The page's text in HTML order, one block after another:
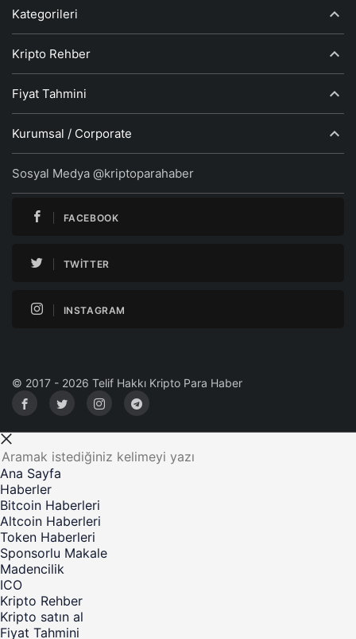
Kategorileri
Kripto Rehber
Fiyat Tahmini
Kurumsal / Corporate
Sosyal Medya @kriptoparahaber
FACEBOOK
TWITTER
INSTAGRAM
© 2017 - 2026 Telif Hakkı Kripto Para Haber
Ana Sayfa
Haberler
Bitcoin Haberleri
Altcoin Haberleri
Token Haberleri
Sponsorlu Makale
Madencilik
ICO
Kripto Rehber
Kripto satın al
Fiyat Tahmini